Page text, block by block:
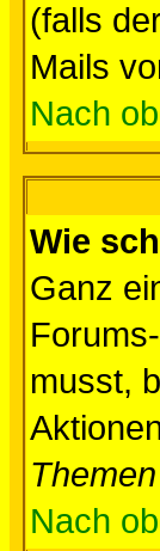
(falls
Mails
Nach
Wie
Ganz
musst,
Nach